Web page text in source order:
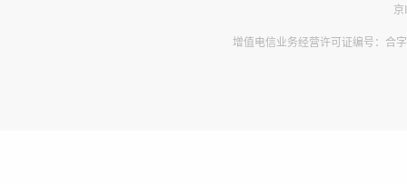
增值电信业务经营许可证编号：合